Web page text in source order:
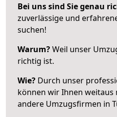
Bei uns sind Sie genau
zuverlässige und
suchen!
Warum?Weil unser
richtig ist.
Wie? Durch unser
können wir Ihnen weitaus
andere Umzugsfirmen in